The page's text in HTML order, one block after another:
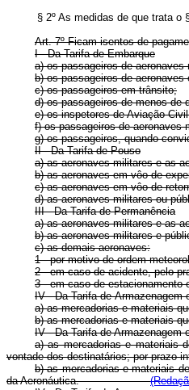
§ 2º As medidas de que trata
Art. 7º Ficam isentos de
I - Da Tarifa de Embarque
a) os passageiros de
b) os passageiros de
c) os passageiros em trânsito;
d) os passageiros de menos de
e) os inspetores de Aviação
f) os passageiros de aeronaves
g) os passageiros, quando
II - Da Tarifa de Pouso
a) as aeronaves militares e as
b) as aeronaves em vôo de
c) as aeronaves em vôo de
d) as aeronaves militares ou
III - Da Tarifa de Permanência
a) as aeronaves militares e as
b) as aeronaves militares e
c) as demais aeronaves:
1 - por motivo de ordem
2 - em caso de acidente, pelo
3 - em caso de estacionamento
IV - Da Tarifa de Armazenagem
a) as mercadorias e materiais
b) as mercadorias e materiais
IV - Da Tarifa de
a) as mercadorias e materiais
vontade dos destinatários; por
b) as mercadorias e materiais
da Aeronáutica.